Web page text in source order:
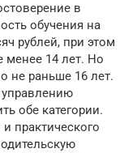
в
обучения на
рублей, при этом
менее 14 лет. Но
не раньше 16 лет.
управлению
обе категории.
практического